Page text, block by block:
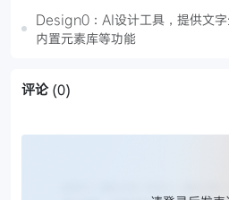
Design0：AI设计工具，提供文字
内置元素库等功能
评论 (0)